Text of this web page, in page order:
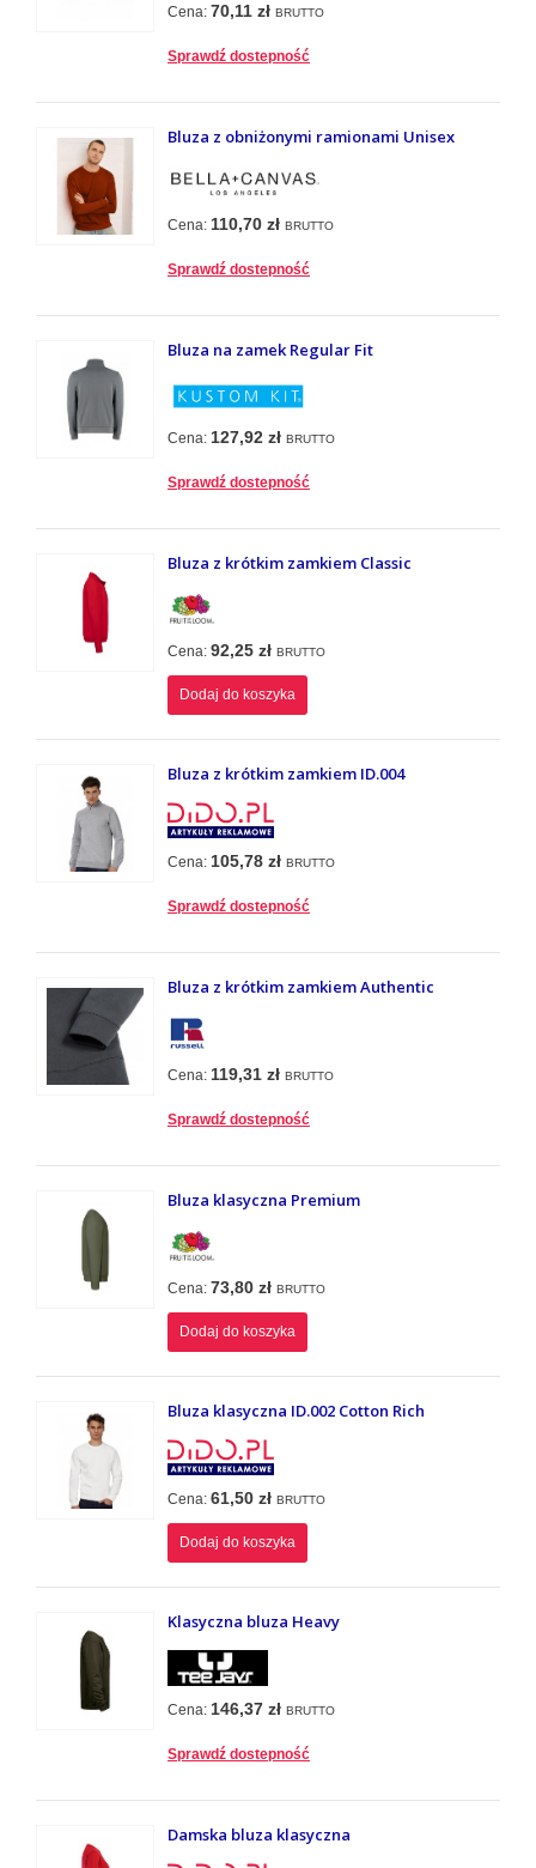
Cena: 70,11 zł BRUTTO
Sprawdź dostepność
Bluza z obniżonymi ramionami Unisex
Cena: 110,70 zł BRUTTO
Sprawdź dostepność
Bluza na zamek Regular Fit
Cena: 127,92 zł BRUTTO
Sprawdź dostepność
Bluza z krótkim zamkiem Classic
Cena: 92,25 zł BRUTTO
Dodaj do koszyka
Bluza z krótkim zamkiem ID.004
Cena: 105,78 zł BRUTTO
Sprawdź dostepność
Bluza z krótkim zamkiem Authentic
Cena: 119,31 zł BRUTTO
Sprawdź dostepność
Bluza klasyczna Premium
Cena: 73,80 zł BRUTTO
Dodaj do koszyka
Bluza klasyczna ID.002 Cotton Rich
Cena: 61,50 zł BRUTTO
Dodaj do koszyka
Klasyczna bluza Heavy
Cena: 146,37 zł BRUTTO
Sprawdź dostepność
Damska bluza klasyczna